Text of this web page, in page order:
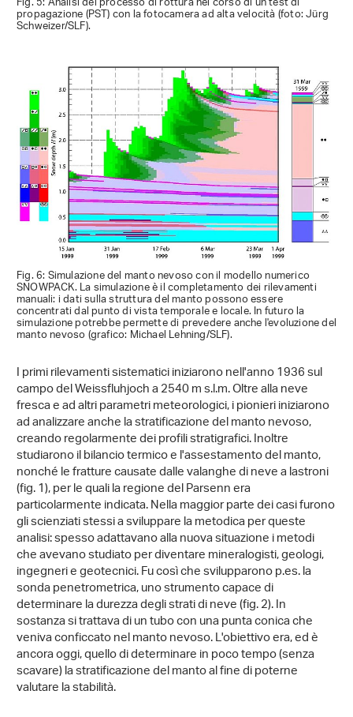
propagazione (PST) con la fotocamera ad alta velocità (foto: Jürg
Schweizer/SLF).
Fig. 6: Simulazione del manto nevoso con il modello numerico
SNOWPACK. La simulazione è il completamento dei rilevamenti
manuali: i dati sulla struttura del manto possono essere
concentrati dal punto di vista temporale e locale. In futuro la
simulazione potrebbe permette di prevedere anche l'evoluzione del
manto nevoso (grafico: Michael Lehning/SLF).
I primi rilevamenti sistematici iniziarono nell'anno 1936 sul
campo del Weissfluhjoch a 2540 m s.l.m. Oltre alla neve
fresca e ad altri parametri meteorologici, i pionieri iniziarono
ad analizzare anche la stratificazione del manto nevoso,
creando regolarmente dei profili stratigrafici. Inoltre
studiarono il bilancio termico e l'assestamento del manto,
nonché le fratture causate dalle valanghe di neve a lastroni
(fig. 1), per le quali la regione del Parsenn era
particolarmente indicata. Nella maggior parte dei casi furono
gli scienziati stessi a sviluppare la metodica per queste
analisi: spesso adattavano alla nuova situazione i metodi
che avevano studiato per diventare mineralogisti, geologi,
ingegneri e geotecnici. Fu così che svilupparono p.es. la
sonda penetrometrica, uno strumento capace di
determinare la durezza degli strati di neve (fig. 2). In
sostanza si trattava di un tubo con una punta conica che
veniva conficcato nel manto nevoso. L'obiettivo era, ed è
ancora oggi, quello di determinare in poco tempo (senza
scavare) la stratificazione del manto al fine di poterne
valutare la stabilità.